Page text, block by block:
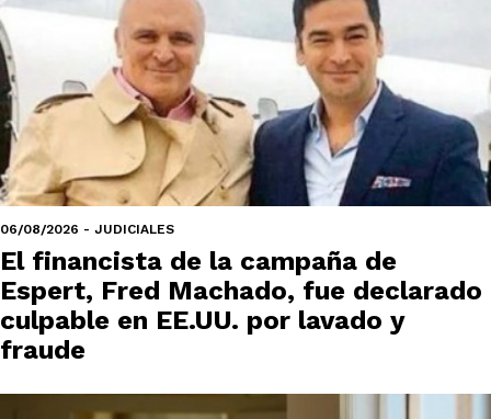
06/08/2026 - JUDICIALES
El financista de la campaña de
Espert, Fred Machado, fue declarado
culpable en EE.UU. por lavado y
fraude